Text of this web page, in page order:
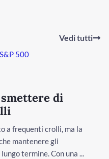
Vedi tutti
di
a frequenti crolli, ma la
mantenere gli
termine. Con una ...